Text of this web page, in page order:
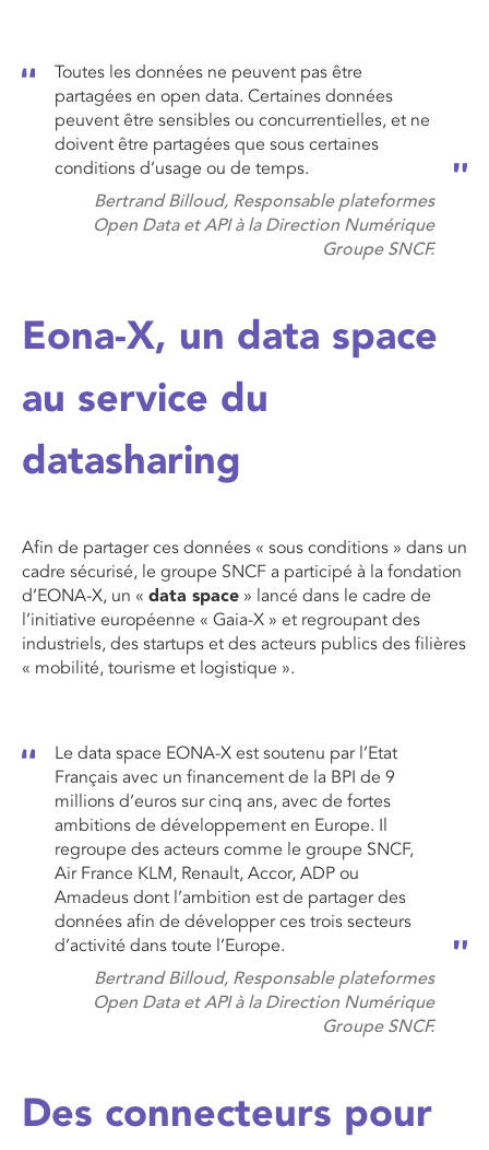
Toutes les données ne peuvent pas être
partagées en open data. Certaines données
peuvent être sensibles ou concurrentielles, et ne
doivent être partagées que sous certaines
conditions d’usage ou de temps.
Bertrand Billoud, Responsable plateformes
Open Data et API à la Direction Numérique
Groupe SNCF.
Eona-X, un data space
au service du
datasharing
Afin de partager ces données « sous conditions » dans un
cadre sécurisé, le groupe SNCF a participé à la fondation
d’EONA-X, un « data space » lancé dans le cadre de
l’initiative européenne « Gaia-X » et regroupant des
industriels, des startups et des acteurs publics des filières
« mobilité, tourisme et logistique ».
Le data space EONA-X est soutenu par l’Etat
Français avec un financement de la BPI de 9
millions d’euros sur cinq ans, avec de fortes
ambitions de développement en Europe. Il
regroupe des acteurs comme le groupe SNCF,
Air France KLM, Renault, Accor, ADP ou
Amadeus dont l’ambition est de partager des
données afin de développer ces trois secteurs
d’activité dans toute l’Europe.
Bertrand Billoud, Responsable plateformes
Open Data et API à la Direction Numérique
Groupe SNCF.
Des connecteurs pour